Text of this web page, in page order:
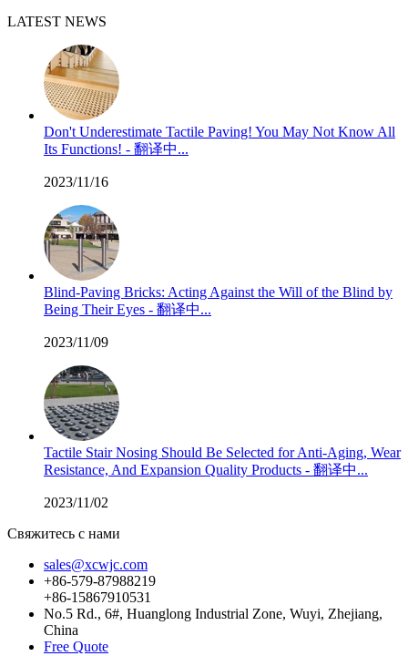
LATEST NEWS
Don't Underestimate Tactile Paving! You May Not Know All
Its Functions! - 翻译中...
2023/11/16
Blind-Paving Bricks: Acting Against the Will of the Blind by
Being Their Eyes - 翻译中...
2023/11/09
Tactile Stair Nosing Should Be Selected for Anti-Aging, Wear
Resistance, And Expansion Quality Products - 翻译中...
2023/11/02
Свяжитесь с нами
sales@xcwjc.com
+86-579-87988219
+86-15867910531
No.5 Rd., 6#, Huanglong Industrial Zone, Wuyi, Zhejiang,
China
Free Quote